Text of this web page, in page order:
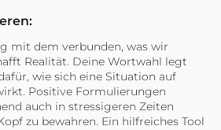
mit dem verbunden, was wir
Realität. Deine Wortwahl legt
wie sich eine Situation auf
Positive Formulierungen
auch in stressigeren Zeiten
zu bewahren. Ein hilfreiches Tool